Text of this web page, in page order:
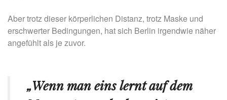
Aber trotz dieser körperlichen Distanz, trotz Maske und
erschwerter Bedingungen, hat sich Berlin irgendwie näher
angefühlt als je zuvor.
„Wenn man eins lernt auf dem